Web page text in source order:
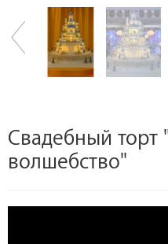
Свадебный торт
волшебство"